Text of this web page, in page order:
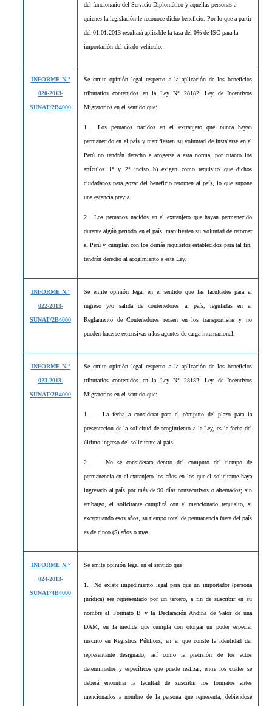
del funcionario del Servicio Diplomático y aquellas personas a
quienes la legislación le reconoce dicho beneficio. Por lo que a partir
del 01.01.2013 resultará aplicable la tasa del 0% de ISC para la
importación del citado vehículo.
INFORME N.°
020-2013-
SUNAT/2B4000
Se emite opinión legal respecto a la aplicación de los beneficios
tributarios contenidos en la Ley N° 28182: Ley de Incentivos
Migratorios en el sentido que:
1. Los peruanos nacidos en el extranjero que nunca hayan
permanecido en el país y manifiesten su voluntad de instalarse en el
Perú no tendrán derecho a acogerse a esta norma, por cuanto los
artículos 1° y 2° inciso b) exigen como requisito que dichos
ciudadanos para gozar del beneficio retornen al país, lo que supone
una estancia previa.
2. Los peruanos nacidos en el extranjero que hayan permanecido
durante algún periodo en el país, manifiesten su voluntad de retornar
al Perú y cumplan con los demás requisitos establecidos para tal fin,
tendrán derecho al acogimiento a esta Ley.
INFORME N.°
022-2013-
SUNAT/2B4000
Se emite opinión legal en el sentido que las facultades para el
ingreso y/o salida de contenedores al país, reguladas en el
Reglamento de Contenedores recaen en los transportistas y no
pueden hacerse extensivas a los agentes de carga internacional.
INFORME N.°
023-2013-
SUNAT/2B4000
Se emite opinión legal respecto a la aplicación de los beneficios
tributarios contenidos en la Ley N° 28182: Ley de Incentivos
Migratorios en el sentido que:
1. La fecha a considerar para el cómputo del plazo para la
presentación de la solicitud de acogimiento a la Ley, es la fecha del
último ingreso del solicitante al país.
2. No se considerara dentro del cómputo del tiempo de
permanencia en el extranjero los años en los que el solicitante haya
ingresado al país por más de 90 días consecutivos o alternados; sin
embargo, el solicitante cumplirá con el mencionado requisito, si
exceptuando esos años, su tiempo total de permanencia fuera del país
es de cinco (5) años o mas
INFORME N.°
024-2013-
SUNAT/4B4000
Se emite opinión legal en el sentido que
1. No existe impedimento legal para que un importador (persona
jurídica) sea representado por un tercero, a fin de suscribir en su
nombre el Formato B y la Declaración Andina de Valor de una
DAM, en la medida que cumpla con otorgar un poder especial
inscrito en Registros Públicos, en el que conste la identidad del
representante designado, así como la precisión de los actos
determinados y específicos que puede realizar, entre los cuales se
deberá encontrar la facultad de suscribir los formatos antes
mencionados a nombre de la persona que representa, debiéndose